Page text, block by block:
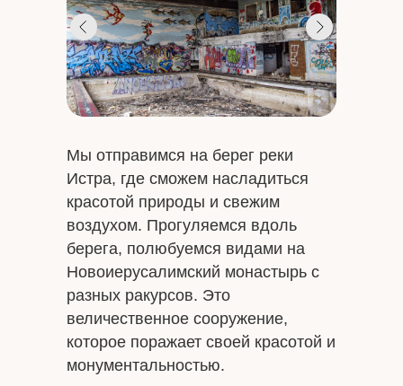
Мы отправимся на берег реки
Истра, где сможем насладиться
красотой природы и свежим
воздухом. Прогуляемся вдоль
берега, полюбуемся видами на
Новоиерусалимский монастырь с
разных ракурсов. Это
величественное сооружение,
которое поражает своей красотой и
монументальностью.